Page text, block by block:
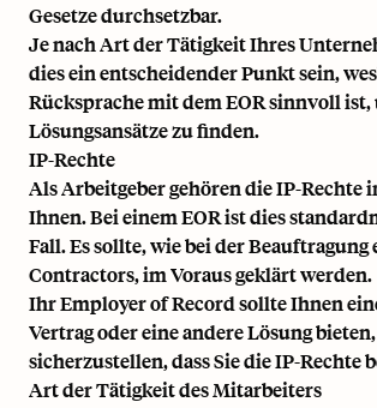
Gesetze durchsetzbar.
Je nach Art der Tätigkeit Ihres
dies ein entscheidender Punkt sein,
Rücksprache mit dem EOR sinnvoll ist,
Lösungsansätze zu finden.
IP-Rechte
Als Arbeitgeber gehören die IP-Rechte
Ihnen. Bei einem EOR ist dies
Fall. Es sollte, wie bei der Beauftragung
Contractors, im Voraus geklärt werden.
Ihr Employer of Record sollte Ihnen
Vertrag oder eine andere Lösung
sicherzustellen, dass Sie die IP-Rechte
Art der Tätigkeit des Mitarbeiters